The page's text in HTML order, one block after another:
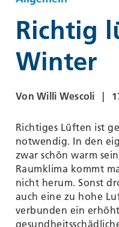
Richtig
Winter
Von Willi Wescoli
Richtiges Lüften ist
notwendig. In den
zwar schön warm
Raumklima kommt
nicht herum. Sonst
auch eine zu hohe
verbunden ein